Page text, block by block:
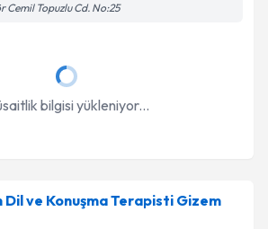
Topuzlu Cd. No:25
bilgisi yükleniyor...
Dil ve Konuşma Terapisti Gizem